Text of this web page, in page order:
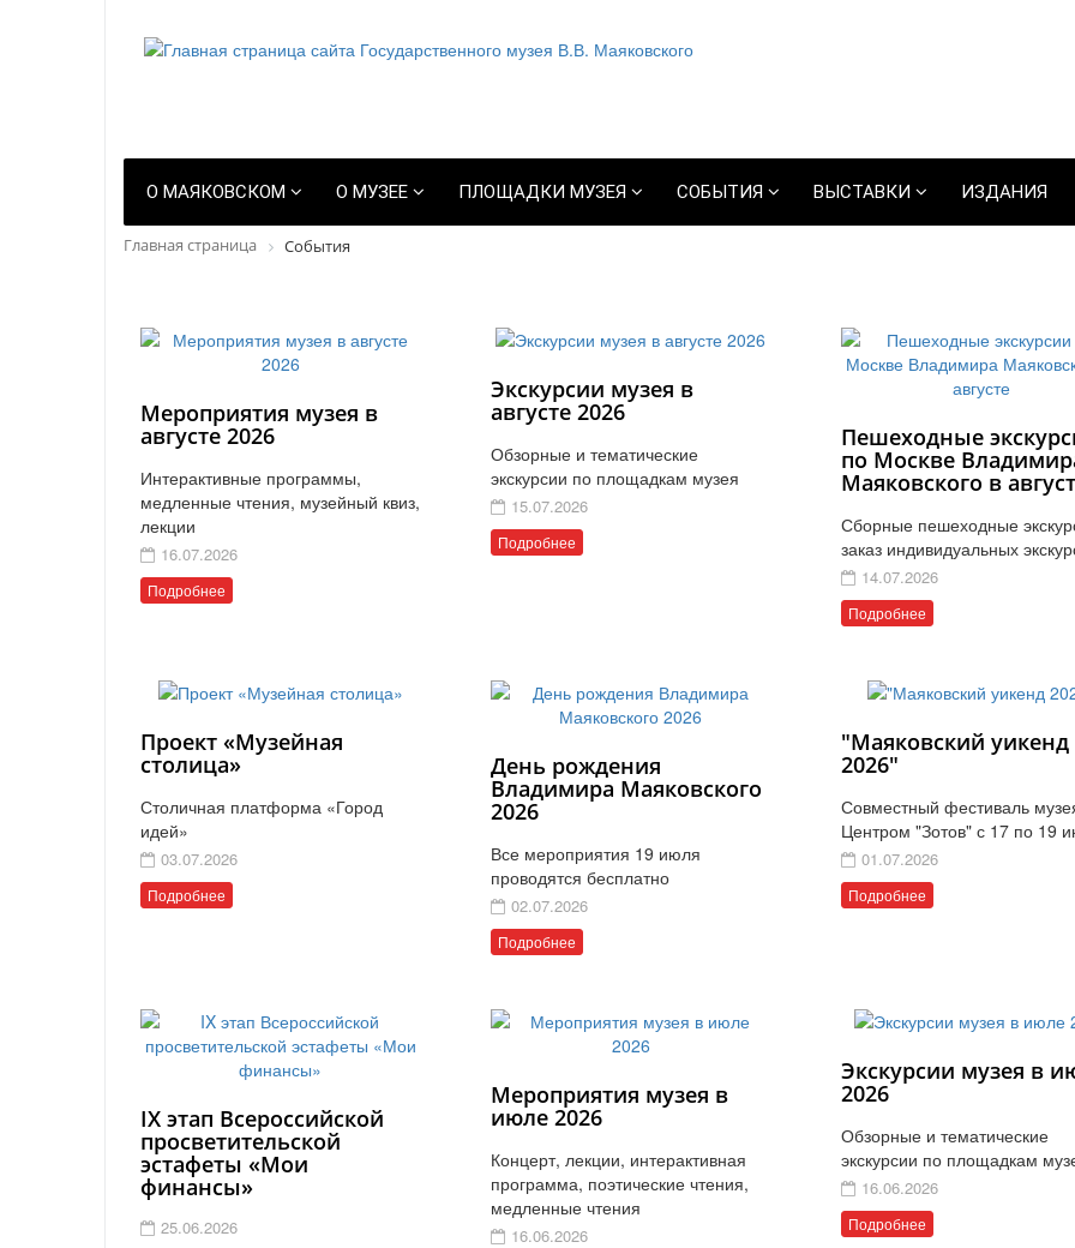
О МАЯКОВСКОМ О МУЗЕЕ ПЛОЩАДКИ МУЗЕЯ СОБЫТИЯ ВЫСТАВКИ ИЗДАНИЯ
Главная страница События
Мероприятия музея в
августе 2026
Интерактивные программы,
медленные чтения, музейный квиз,
лекции
16.07.2026
Подробнее
Экскурсии музея в
августе 2026
Обзорные и тематические
экскурсии по площадкам музея
15.07.2026
Подробнее
Пешеходные
по Москве
Маяковского в
Сборные пешеходные
заказ индивидуальных
14.07.2026
Подробнее
Проект «Музейная
столица»
Столичная платформа «Город
идей»
03.07.2026
Подробнее
День рождения
Владимира Маяковского
2026
Все мероприятия 19 июля
проводятся бесплатно
02.07.2026
Подробнее
"Маяковский уикенд
2026"
Совместный фестиваль
Центром "Зотов" с 17 по 19
01.07.2026
Подробнее
IX этап Всероссийской
просветительской
эстафеты «Мои
финансы»
25.06.2026
Мероприятия музея в
июле 2026
Концерт, лекции, интерактивная
программа, поэтические чтения,
медленные чтения
16.06.2026
Экскурсии музея в
2026
Обзорные и тематические
экскурсии по площадкам
16.06.2026
Подробнее